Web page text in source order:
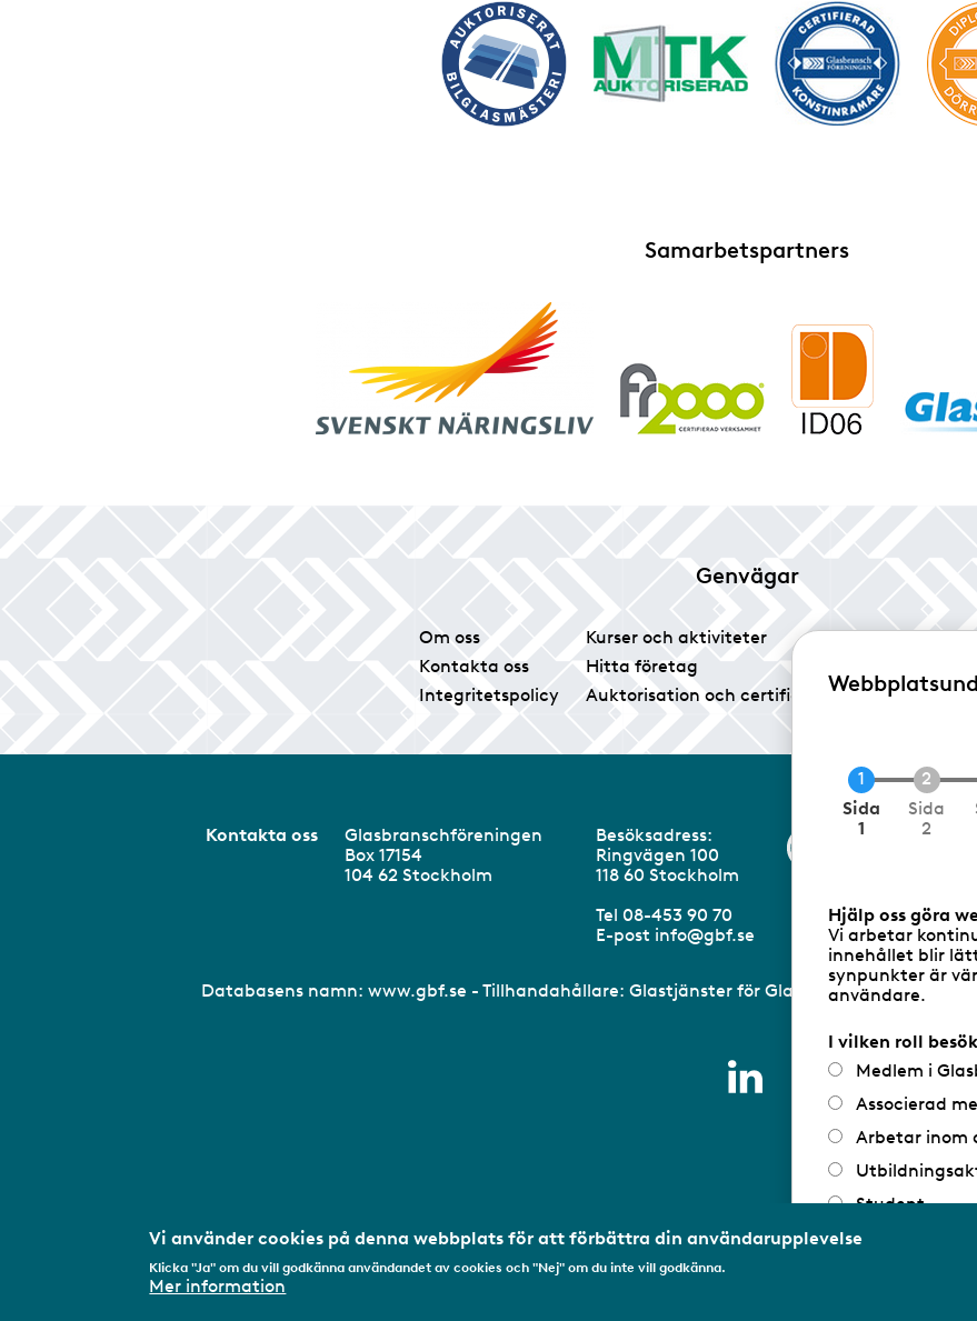
Samarbetspartners
Genvägar
Om oss
Kontakta oss
Integritetspolicy
Kurser och aktiviteter
Hitta företag
Auktorisation och certifiering
Tidningen
Kontakta oss
Glasbranschföreningen
Box 17154
104 62 Stockholm
Besöksadress:
Ringvägen 100
118 60 Stockholm
Tel 08-453 90 70
E-post info@gbf.se
Databasens namn: www.gbf.se - Tillhandahållare: Glastjänster för Glasbranschföreningen
N
a
n
d
e
Sida
1
Sida
2
Hjälp oss göra
Vi arbetar
innehållet blir
synpunkter är
användare.
I vilken roll
Medlem i
Associerad
Arbetar inom
Student
Privatperson
Vi använder cookies på denna webbplats för att förbättra din användarupplevelse
Klicka "Ja" om du vill godkänna användandet av cookies och "Nej" om du inte vill godkänna.
Mer information